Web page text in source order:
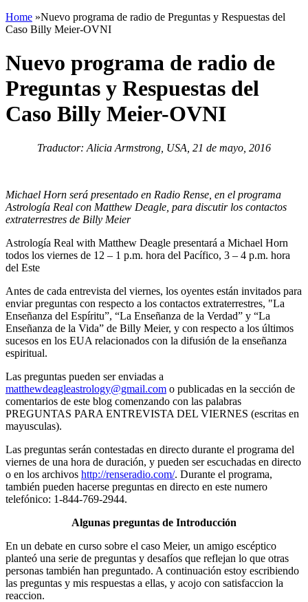
Home »Nuevo programa de radio de Preguntas y Respuestas del
Caso Billy Meier-OVNI
Nuevo programa de radio de
Preguntas y Respuestas del
Caso Billy Meier-OVNI
Traductor: Alicia Armstrong, USA, 21 de mayo, 2016
Michael Horn será presentado en Radio Rense, en el programa
Astrología Real con Matthew Deagle, para discutir los contactos
extraterrestres de Billy Meier
Astrología Real with Matthew Deagle presentará a Michael Horn
todos los viernes de 12 – 1 p.m. hora del Pacífico, 3 – 4 p.m. hora
del Este
Antes de cada entrevista del viernes, los oyentes están invitados para
enviar preguntas con respecto a los contactos extraterrestres, "La
Enseñanza del Espíritu”, “La Enseñanza de la Verdad” y “La
Enseñanza de la Vida” de Billy Meier, y con respecto a los últimos
sucesos en los EUA relacionados con la difusión de la enseñanza
espiritual.
Las preguntas pueden ser enviadas a
matthewdeagleastrology@gmail.com o publicadas en la sección de
comentarios de este blog comenzando con las palabras
PREGUNTAS PARA ENTREVISTA DEL VIERNES (escritas en
mayusculas).
Las preguntas serán contestadas en directo durante el programa del
viernes de una hora de duración, y pueden ser escuchadas en directo
o en los archivos http://renseradio.com/. Durante el programa,
también pueden hacerse preguntas en directo en este numero
telefónico: 1-844-769-2944.
Algunas preguntas de Introducción
En un debate en curso sobre el caso Meier, un amigo escéptico
planteó una serie de preguntas y desafíos que reflejan lo que otras
personas también han preguntado. A continuación estoy escribiendo
las preguntas y mis respuestas a ellas, y acojo con satisfaccion la
reaccion.